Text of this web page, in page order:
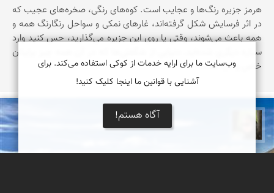
هرمز جزیره‌ رنگ‌ها‌ و عجایب است. کوه‌های رنگی، صخره‌های عجیب که
در اثر فرسایش شکل گرفته‌اند، غارهای نمکی و سواحل رنگارنگ همه و
همه باعث می‌شوند، وقتی پا روی این جزیره می‌گذارید، حس کنید وارد
سیاره‌ دیگری شده‌اید. دنیایی از شگفتی‌ها که در آن همه چیز برایتان
خاص و تازه است.
وب‌سایت ما برای ارایه خدمات از کوکی استفاده می‌کند. برای
آشنایی با قوانین ما اینجا کلیک کنید!
آگاه هستم!